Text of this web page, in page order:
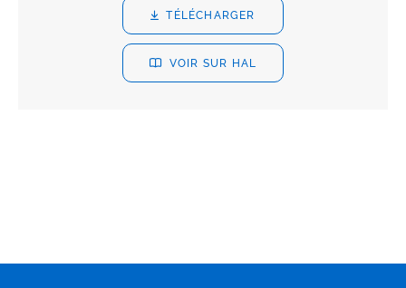
TÉLÉCHARGER
VOIR SUR HAL